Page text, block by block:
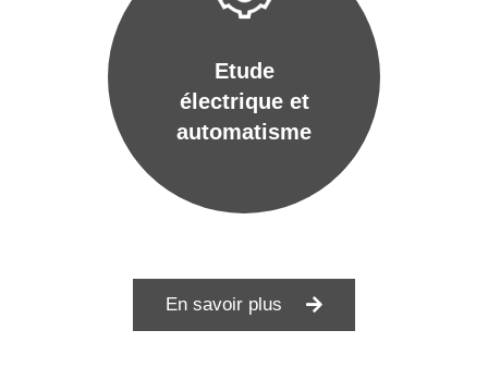
Etude
électrique et
automatisme
En savoir plus